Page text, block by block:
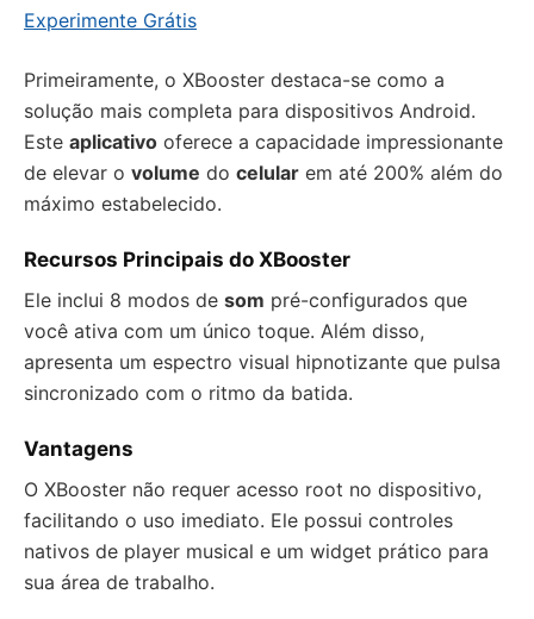
Experimente Grátis
Primeiramente, o XBooster destaca-se como a
solução mais completa para dispositivos Android.
Este aplicativo oferece a capacidade impressionante
de elevar o volume do celular em até 200% além do
máximo estabelecido.
Recursos Principais do XBooster
Ele inclui 8 modos de som pré-configurados que
você ativa com um único toque. Além disso,
apresenta um espectro visual hipnotizante que pulsa
sincronizado com o ritmo da batida.
Vantagens
O XBooster não requer acesso root no dispositivo,
facilitando o uso imediato. Ele possui controles
nativos de player musical e um widget prático para
sua área de trabalho.